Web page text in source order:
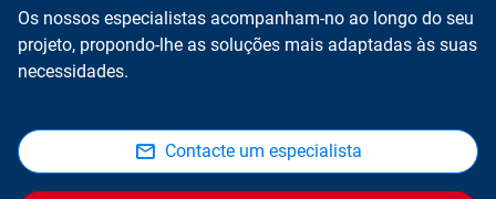
Os nossos especialistas acompanham-no ao longo do seu
projeto, propondo-lhe as soluções mais adaptadas às suas
necessidades.
Contacte um especialista